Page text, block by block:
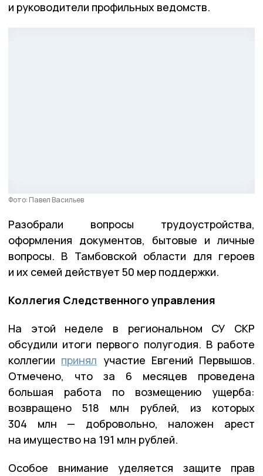
и руководители профильных ведомств.
Фото: Павел Васильев
Разобрали вопросы трудоустройства,
оформления документов, бытовые и личные
вопросы. В Тамбовской области для героев
и их семей действует 50 мер поддержки.
Коллегия Следственного управления
На этой неделе в региональном СУ СКР
обсудили итоги первого полугодия. В работе
коллегии принял участие Евгений Первышов.
Отмечено, что за 6 месяцев проведена
большая работа по возмещению ущерба:
возвращено 518 млн рублей, из которых
304 млн — добровольно, наложен арест
на имущество на 191 млн рублей.
Особое внимание уделяется защите прав